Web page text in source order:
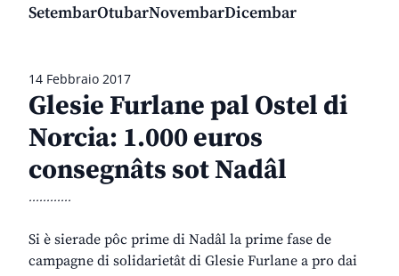
14 Febbraio 2017
Glesie Furlane pal Ostel di
Norcia: 1.000 euros
consegnâts sot Nadâl
............
Si è sierade pôc prime di Nadâl la prime fase de
campagne di solidarietât di Glesie Furlane a pro dai
SetembarOtubarNovembarDicembar